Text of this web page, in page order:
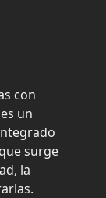
con
un
surge
la